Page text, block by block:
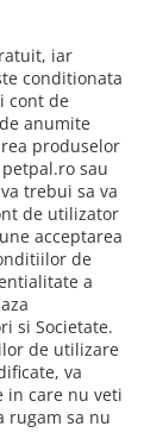
iar
conditionata
cont de
anumite
produselor
sau
trebui sa va
de utilizator
acceptarea
de
a
si Societate.
de utilizare
va
in care nu veti
rugam sa nu